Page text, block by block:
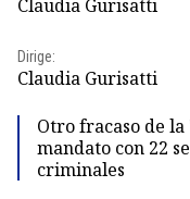
Claudia Gurisatti
Dirige:
Claudia Gurisatti
Otro fracaso de
mandato con 22
criminales